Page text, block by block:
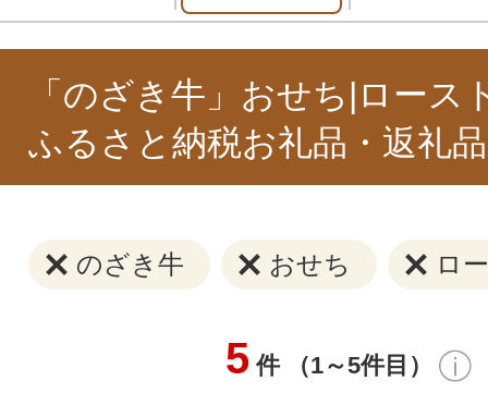
「のざき牛」おせち|ロース
ふるさと納税お礼品・返礼
のざき牛 おせち ロ
5 件 （1～5件目）